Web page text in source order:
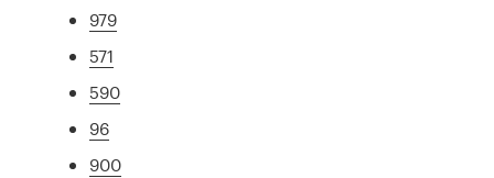
979
571
590
96
900